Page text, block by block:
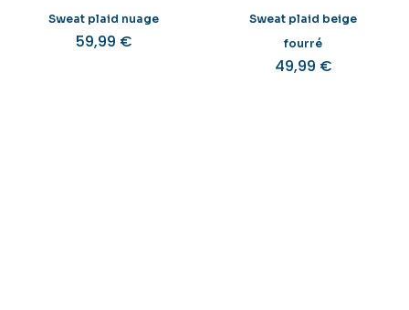
Sweat plaid nuage
59,99 €
Sweat plaid beige
fourré
49,99 €